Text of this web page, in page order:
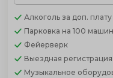
Алкоголь за доп. плату
Парковка на 100 машин
Фейерверк
Выездная регистрация
Музыкальное